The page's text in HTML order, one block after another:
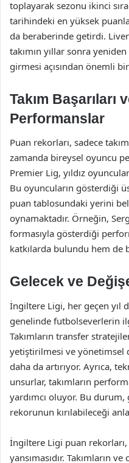
toplayarak sezonu ikinci
tarihindeki en yüksek
da beraberinde getirdi.
takımın yıllar sonra
girmesi açısından önemli
Takım Başarıları
Performanslar
Puan rekorları, sadece
zamanda bireysel oyuncu
Premier Lig, yıldız
Bu oyuncuların gösterdiği
puan tablosundaki yerini
oynamaktadır. Örneğin,
formasıyla gösterdiği
katkılarda bulundu hem de
Gelecek ve
İngiltere Ligi, her geçen yıl
genelinde futbolseverlerin
Takımların transfer
yetiştirilmesi ve yönetimsel
daha da artırıyor. Ayrıca,
unsurlar, takımların
yardımcı oluyor. Bu
rekorunun kırılabileceği
İngiltere Ligi puan
yansımasıdır. Takımların